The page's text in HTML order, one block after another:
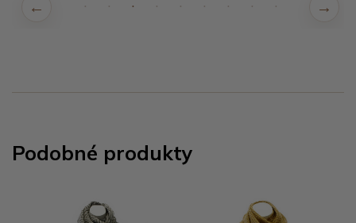
Podobné produkty